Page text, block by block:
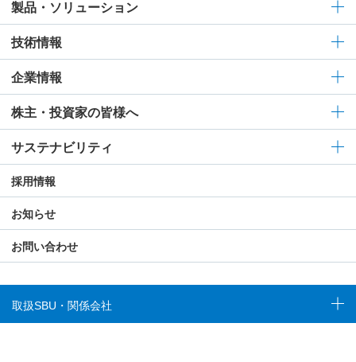
製品・ソリューション
技術情報
企業情報
株主・投資家の皆様へ
サステナビリティ
採用情報
お知らせ
お問い合わせ
取扱SBU・関係会社